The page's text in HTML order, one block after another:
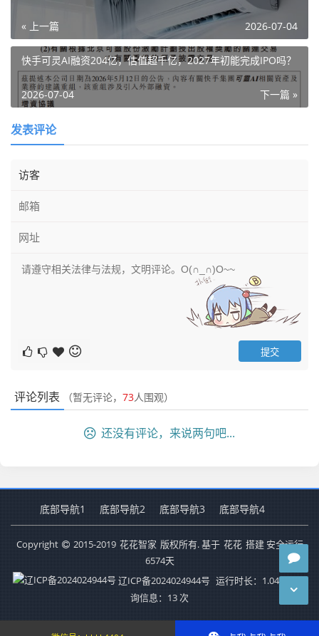
« 上一篇 2026-07-04
快手可灵AI融资204亿，估值超千亿，2027年初能完成IPO吗？
下一篇 »
2026-07-04
发表评论
评论列表 （暂无评论， 73人围观）
还没有评论，来说两句吧...
底部导航1 底部导航2 底部导航3 底部导航4
Copyright 2015-2019 花花智家 版权所有. 基于 花花 搭建 安全运行
6574天
辽ICP备2024024944号 运行时长：1.041秒 查
询信息：13 次